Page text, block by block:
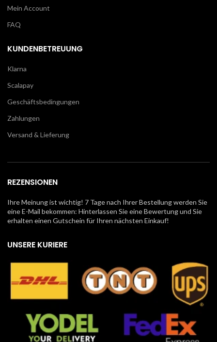
Mein Account
FAQ
KUNDENBETREUUNG
Klarna
Scalapay
Geschäftsbedingungen
Zahlungen
Versand & Lieferung
REZENSIONEN
Ihre Meinung ist wichtig! 7 Tage nach Ihrer Bestellung werden Sie
eine E-Mail bekommen: Hinterlassen Sie eine Bewertung und Sie
erhalten einen Gutschein für Ihren nächsten Einkauf!
UNSERE KURIERE